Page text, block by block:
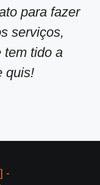
para fazer
serviços,
tem tido a
quis!